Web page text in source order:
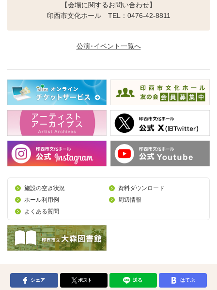
【会場に関するお問い合わせ】
印西市文化ホール TEL：0476-42-8811
公演･イベント一覧へ
施設の空き状況
資料ダウンロード
ホール利用例
周辺情報
よくある質問
シェア ポスト 送る はてぶ